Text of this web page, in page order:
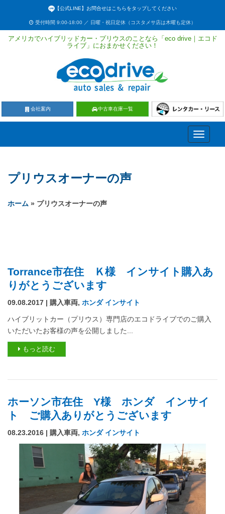
【公式LINE】お問合せはこちらをタップしてください
受付時間 9:00-18:00 ／ 日曜・祝日定休（コスタメサ店は木曜も定休）
アメリカでハイブリッドカー・プリウスのことなら「eco drive｜エコド
ライブ」におまかせください！
会社案内 中古車在庫一覧
Toggle
プリウスオーナーの声
ホーム » プリウスオーナーの声
Torrance市在住 Ｋ様 インサイト購入あ
りがとうございます
09.08.2017 | 購入車両, ホンダ インサイト
ハイブリットカー（プリウス）専門店のエコドライブでのご購入
いただいたお客様の声を公開しました...
もっと読む
ホーソン市在住 Y様 ホンダ インサイ
ト ご購入ありがとうございます
08.23.2016 | 購入車両, ホンダ インサイト